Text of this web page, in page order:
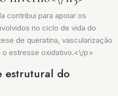
contribui para apoiar os
no ciclo de vida do
de queratina, vascularização
estresse oxidativo.<\/p>
estrutural do